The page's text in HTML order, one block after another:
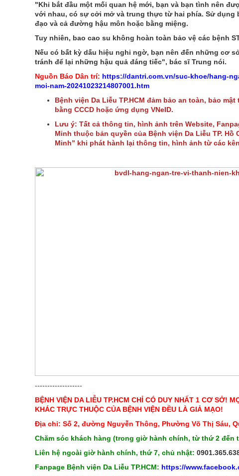
"Khi bắt đầu một mối quan hệ mới, bạn và bạn tình nên
với nhau, có sự cởi mở và trung thực từ hai phía. Sử dụng
đạo và cả đường hậu môn hoặc bằng miệng.
Tuy nhiên, bao cao su không hoàn toàn bảo vệ các bệnh
Nếu có bất kỳ dấu hiệu nghi ngờ, bạn nên đến những cơ
tránh để lại những hậu quả đáng tiếc", bác sĩ Trung nói.
Nguồn Báo Dân trí: https://dantri.com.vn/suc-khoe/hang-
moi-nam-20241023214807001.htm
Bệnh viện Da Liễu TP.HCM đảm bảo an toàn, bảo
bằng CCCD hoặc ứng dụng VNeID.
Lưu ý: Tất cả thông tin, hình ảnh trên Website,
Minh thuộc bản quyền của Bệnh viện Da Liễu TP. Hồ
Minh” khi phát hành lại thông tin, hình ảnh từ các
-------------------
BỆNH VIỆN DA LIỄU TP.HCM CHỈ CÓ DUY NHẤT 1 CƠ SỞ!
KHÁC TRỰC THUỘC CỦA BỆNH VIỆN ĐỀU LÀ GIẢ MẠO!
Địa chỉ: Số 2, đường Nguyễn Thông, Phường Võ Thị Sáu,
Chăm sóc khách hàng (trong giờ hành chính, từ thứ 2 đến
Liên hệ ngoài giờ hành chính, thứ 7, chủ nhật:
Fanpage Bệnh viện Da Liễu TP.HCM: https://